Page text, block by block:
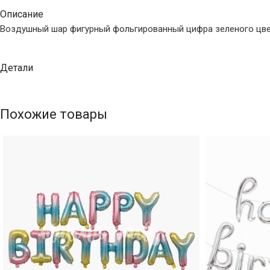
Описание
Воздушный шар фигурный фольгированный цифра зеленого
Детали
Похожие товары